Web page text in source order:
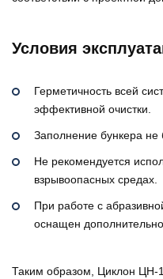
Условия
Герметичность всей
эффективной очистки.
Заполнение бункера не
Не рекомендуется
взрывоопасных средах.
При работе с
оснащен
Таким образом, Циклон ЦН-